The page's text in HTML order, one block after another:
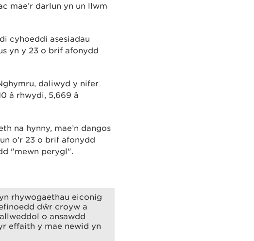
mae’r darlun yn un llwm
cyhoeddi asesiadau
yn y 23 o brif afonydd
daliwyd y nifer
â rhwydi, 5,669 â
na hynny, mae’n dangos
o'r 23 o brif afonydd
"mewn perygl".
rhywogaethau eiconig
dŵr croyw a
o ansawdd
effaith y mae newid yn